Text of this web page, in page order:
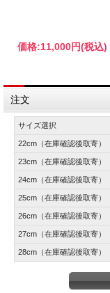
価格:11,000円(税込)
注文
サイズ選択
22cm（在庫確認後取寄）
23cm（在庫確認後取寄）
24cm（在庫確認後取寄）
25cm（在庫確認後取寄）
26cm（在庫確認後取寄）
27cm（在庫確認後取寄）
28cm（在庫確認後取寄）